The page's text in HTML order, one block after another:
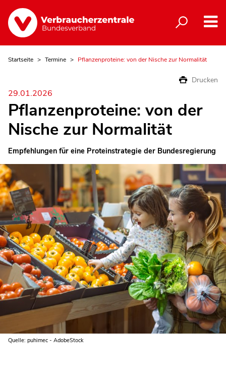
Startseite Termine Pflanzenproteine: von der Nische zur Normalität
Drucken
29.01.2026
Pflanzenproteine: von der
Nische zur Normalität
Empfehlungen für eine Proteinstrategie der Bundesregierung
Quelle: puhimec - AdobeStock